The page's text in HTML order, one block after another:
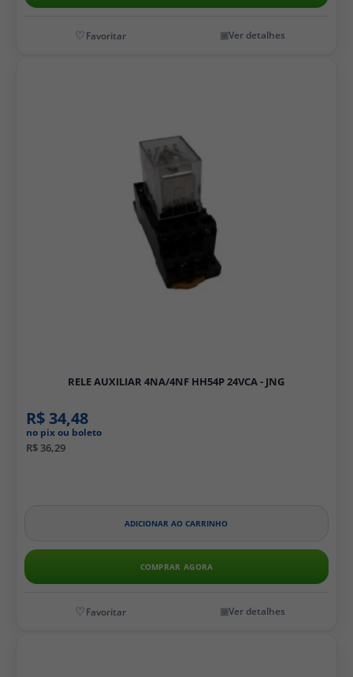
Ver detalhes
RELE AUXILIAR 4NA/4NF HH54P 24VCA - JNG
R$ 34,48
no pix ou boleto
R$ 36,29
ADICIONAR AO CARRINHO
COMPRAR AGORA
Ver detalhes